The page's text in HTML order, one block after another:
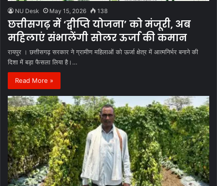
NU Desk May 15, 2026 138
छत्तीसगढ़ में ‘द्वीप्ति योजना’ को मंजूरी, अब
महिलाएं संभालेंगी सोलर ऊर्जा की कमान
रायपुर । छत्तीसगढ़ सरकार ने ग्रामीण महिलाओं को ऊर्जा क्षेत्र में आत्मनिर्भर बनाने की
दिशा में बड़ा फैसला लिया है।…
Read More »